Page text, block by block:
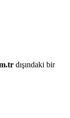
dışındaki bir